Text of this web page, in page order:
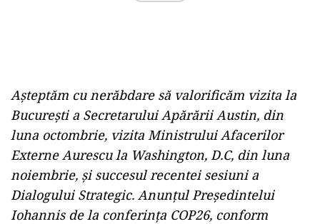
Așteptăm cu nerăbdare să valorificăm vizita la
București a Secretarului Apărării Austin, din
luna octombrie, vizita Ministrului Afacerilor
Externe Aurescu la Washington, D.C, din luna
noiembrie, și succesul recentei sesiuni a
Dialogului Strategic. Anunțul Președintelui
Iohannis de la conferința COP26, conform